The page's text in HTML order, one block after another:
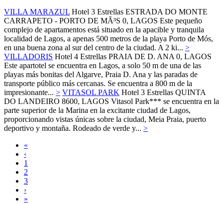
VILLA MARAZUL Hotel 3 Estrellas ESTRADA DO MONTE
CARRAPETO - PORTO DE MÃ³S 0, LAGOS Este pequeño
complejo de apartamentos está situado en la apacible y tranquila
localidad de Lagos, a apenas 500 metros de la playa Porto de Mós,
en una buena zona al sur del centro de la ciudad. A 2 ki... >
VILLADORIS Hotel 4 Estrellas PRAIA DE D. ANA 0, LAGOS
Este apartotel se encuentra en Lagos, a solo 50 m de una de las
playas más bonitas del Algarve, Praia D. Ana y las paradas de
transporte público más cercanas. Se encuentra a 800 m de la
impresionante... > VITASOL PARK Hotel 3 Estrellas QUINTA
DO LANDEIRO 8600, LAGOS Vitasol Park*** se encuentra en la
parte superior de la Marina en la excitante ciudad de Lagos,
proporcionando vistas únicas sobre la ciudad, Meia Praia, puerto
deportivo y montaña. Rodeado de verde y... >
«
‹
1
2
3
›
»